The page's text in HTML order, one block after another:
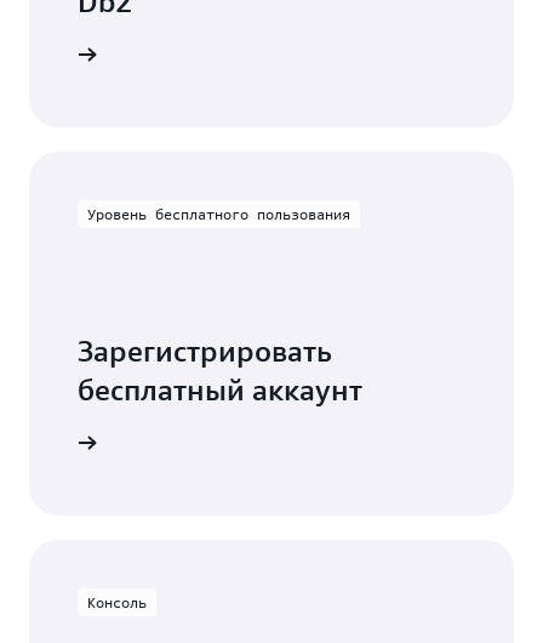
Уровень бесплатного пользования
Зарегистрировать
бесплатный аккаунт
Консоль